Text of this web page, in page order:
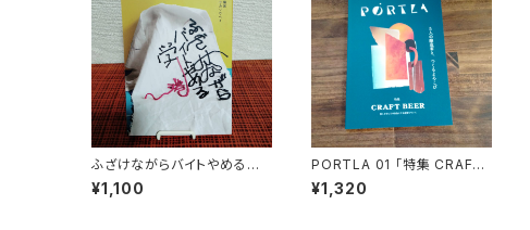
ふざけながらバイトやめる学
港
¥1,100
PORTLA 01 「特集 CRAFT
BEER 僕らを少しだけ自由に
する液体について」
¥1,320